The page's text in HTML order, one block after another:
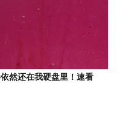
然还在我硬盘里！速看